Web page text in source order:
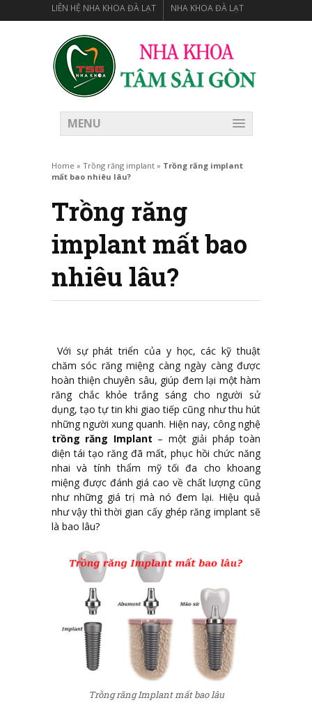
LIÊN HỆ NHA KHOA ĐÀ LẠT NHA KHOA ĐÀ LẠT
MENU
Home » Trồng răng implant » Trồng răng implant
mất bao nhiêu lâu?
Trồng răng
implant mất bao
nhiêu lâu?
Với sự phát triển của y học, các kỹ thuật
chăm sóc răng miệng càng ngày càng được
hoàn thiện chuyên sâu, giúp đem lại một hàm
răng chắc khỏe trắng sáng cho người sử
dụng, tạo tự tin khi giao tiếp cũng như thu hút
những người xung quanh. Hiện nay, công nghệ
trồng răng Implant – một giải pháp toàn
diện tái tạo răng đã mất, phục hồi chức năng
nhai và tính thẩm mỹ tối đa cho khoang
miệng được đánh giá cao về chất lượng cũng
như những giá trị mà nó đem lại. Hiệu quả
như vậy thì thời gian cấy ghép răng implant sẽ
là bao lâu?
Trồng răng Implant mất bao lâu